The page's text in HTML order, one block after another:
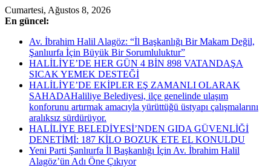
Skip
to
Cumartesi, Ağustos 8, 2026
En güncel:
Av. İbrahim Halil Alagöz: “İl Başkanlığı Bir Makam Değil,
Şanlıurfa İçin Büyük Bir Sorumluluktur”
HALİLİYE’DE HER GÜN 4 BİN 898 VATANDAŞA
SICAK YEMEK DESTEĞİ
HALİLİYE’DE EKİPLER EŞ ZAMANLI OLARAK
SAHADAHaliliye Belediyesi, ilçe genelinde ulaşım
konforunu artırmak amacıyla yürüttüğü üstyapı çalışmalarını
aralıksız sürdürüyor.
HALİLİYE BELEDİYESİ’NDEN GIDA GÜVENLİĞİ
DENETİMİ: 187 KİLO BOZUK ETE EL KONULDU
Yeni Parti Şanlıurfa İl Başkanlığı İçin Av. İbrahim Halil
Alagöz’ün Adı Öne Çıkıyor